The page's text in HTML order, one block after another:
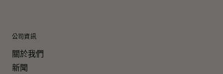
公司資訊
關於我們
新聞